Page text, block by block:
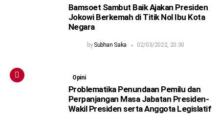
Bamsoet Sambut Baik Ajakan Presiden
Jokowi Berkemah di Titik Nol Ibu Kota
Negara
by Subhan Saka 02/03/2022, 20:30
Opini
Problematika Penundaan Pemilu dan
Perpanjangan Masa Jabatan Presiden-
Wakil Presiden serta Anggota Legislatif